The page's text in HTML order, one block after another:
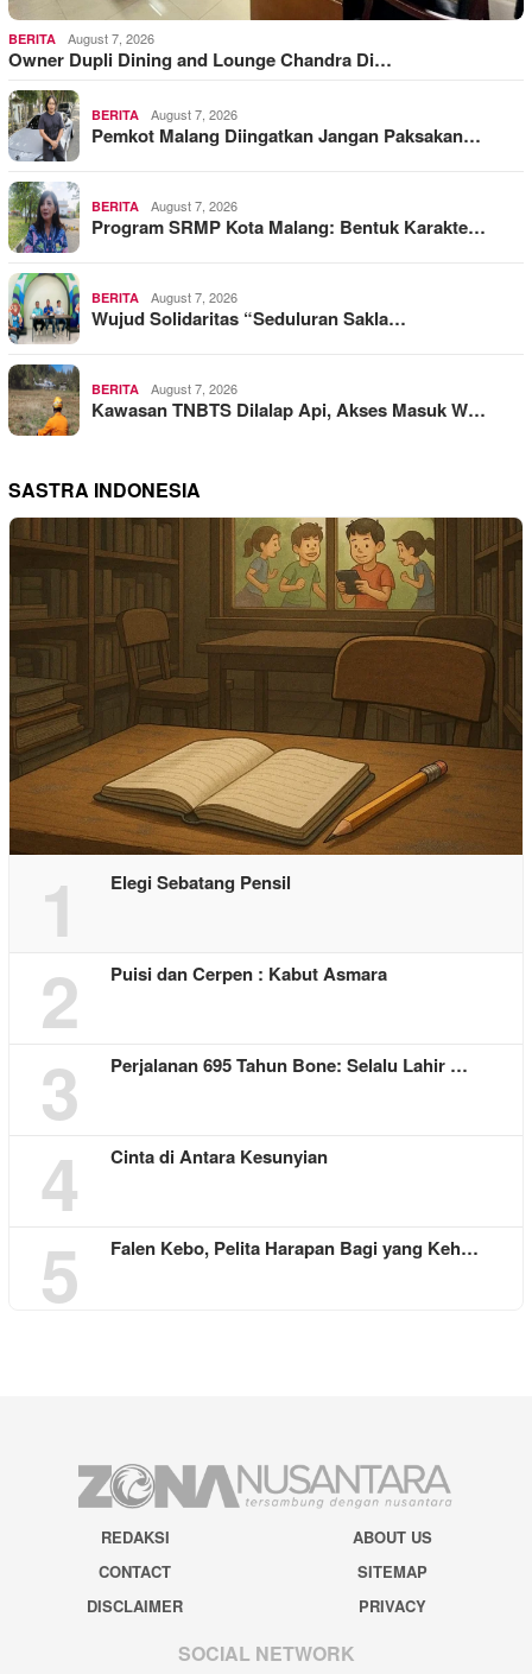
BERITA August 7, 2026
Owner Dupli Dining and Lounge Chandra Di…
BERITA August 7, 2026
Pemkot Malang Diingatkan Jangan Paksakan…
BERITA August 7, 2026
Program SRMP Kota Malang: Bentuk Karakte…
BERITA August 7, 2026
Wujud Solidaritas “Seduluran Sakla…
BERITA August 7, 2026
Kawasan TNBTS Dilalap Api, Akses Masuk W…
SASTRA INDONESIA
1 Elegi Sebatang Pensil
2 Puisi dan Cerpen : Kabut Asmara
3 Perjalanan 695 Tahun Bone: Selalu Lahir …
4 Cinta di Antara Kesunyian
5 Falen Kebo, Pelita Harapan Bagi yang Keh…
REDAKSI
ABOUT US
CONTACT
SITEMAP
DISCLAIMER
PRIVACY
SOCIAL NETWORK